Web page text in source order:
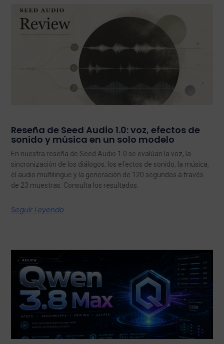
Reseña de Seed Audio 1.0: voz, efectos de
sonido y música en un solo modelo
En nuestra reseña de Seed Audio 1.0 se evalúan la voz, la
sincronización de los diálogos, los efectos de sonido, la música,
el audio multilingüe y la generación de 120 segundos a través
de 23 muestras. Consulta los resultados.
Seguir Leyendo